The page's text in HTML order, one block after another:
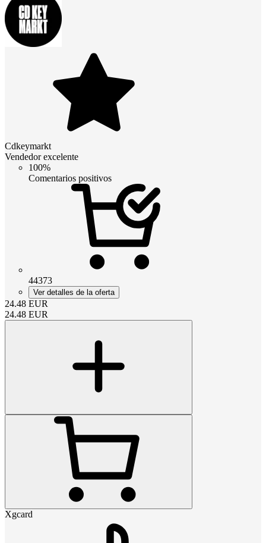
Cdkeymarkt
Vendedor excelente
100%
Comentarios positivos
44373
Ver detalles de la oferta
24.48 EUR
24.48 EUR
Xgcard